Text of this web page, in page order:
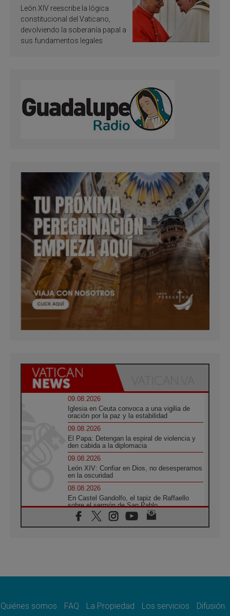
ley vaticana de Papa
Francisco
León XIV reescribe la lógica
constitucional del Vaticano,
devolviendo la soberanía papal a
sus fundamentos legales
09.08.2026
Iglesia en Ceuta convoca a una vigilia de
oración por la paz y la estabilidad
09.08.2026
El Papa: Detengan la espiral de violencia y
den cabida a la diplomacia
09.08.2026
León XIV: Confiar en Dios, no desesperarnos
en la oscuridad
08.08.2026
En Castel Gandolfo, el tapiz de Raffaello
sobre el sermón de San Pablo
08.08.2026
En Colombia, «la paz no se compra con una
08.08.2026
08.08.2026
Quiénes somos FAQ La Propiedad Los servicios Difusión